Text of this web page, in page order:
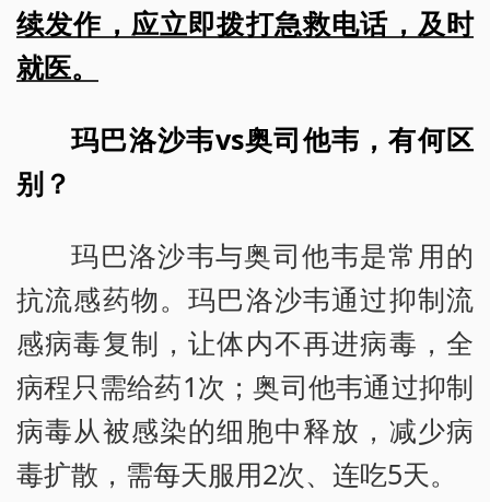
续发作，应立即拨打急救电话，及时
就医。
玛巴洛沙韦vs奥司他韦，有何区
别？
玛巴洛沙韦与奥司他韦是常用的
抗流感药物。玛巴洛沙韦通过抑制流
感病毒复制，让体内不再进病毒，全
病程只需给药1次；奥司他韦通过抑制
病毒从被感染的细胞中释放，减少病
毒扩散，需每天服用2次、连吃5天。